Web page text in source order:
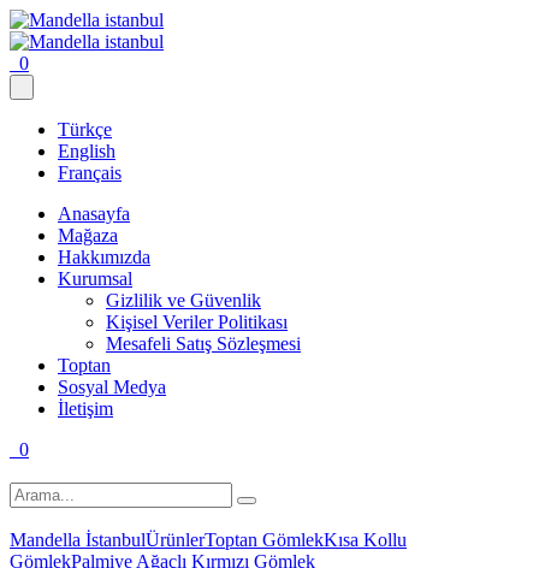
0
Türkçe
English
Français
Anasayfa
Mağaza
Hakkımızda
Kurumsal
Gizlilik ve Güvenlik
Kişisel Veriler Politikası
Mesafeli Satış Sözleşmesi
Toptan
Sosyal Medya
İletişim
0
Mandella İstanbulÜrünlerToptan GömlekKısa Kollu
GömlekPalmiye Ağaçlı Kırmızı Gömlek